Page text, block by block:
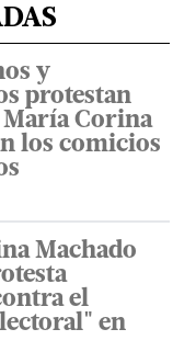
y
protestan
Corina
los comicios
Machado
el
en